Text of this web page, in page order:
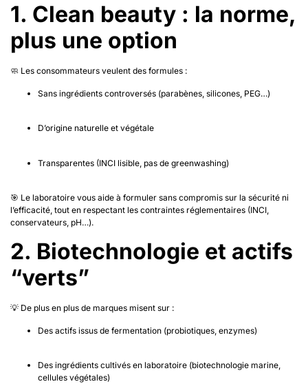
1. Clean beauty : la norme,
plus une option
🧼 Les consommateurs veulent des formules :
Sans ingrédients controversés (parabènes, silicones, PEG…)
D’origine naturelle et végétale
Transparentes (INCI lisible, pas de greenwashing)
🎯 Le laboratoire vous aide à formuler sans compromis sur la sécurité ni
l’efficacité, tout en respectant les contraintes réglementaires (INCI,
conservateurs, pH…).
2. Biotechnologie et actifs
“verts”
💡 De plus en plus de marques misent sur :
Des actifs issus de fermentation (probiotiques, enzymes)
Des ingrédients cultivés en laboratoire (biotechnologie marine,
cellules végétales)